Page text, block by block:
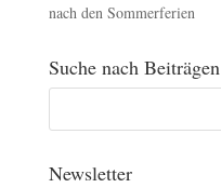
nach den Sommerferien
Suche nach Beiträgen
Newsletter